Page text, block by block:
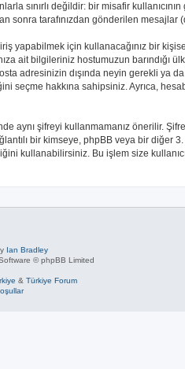
sınırlı değildir: bir misafir
sonra tarafınızdan gönderilen mesajlar
yapabilmek için kullanacağınız bir
ait bilgileriniz hostumuzun barındığı
adresinizin dışında neyin gerekli ya
hakkına sahipsiniz. Ayrıca,
aynı şifreyi kullanmamanız önerilir.
bir kimseye, phpBB veya bir diğer
kullanabilirsiniz. Bu işlem size
Ian Bradley
© phpBB Limited
& Türkiye Forum